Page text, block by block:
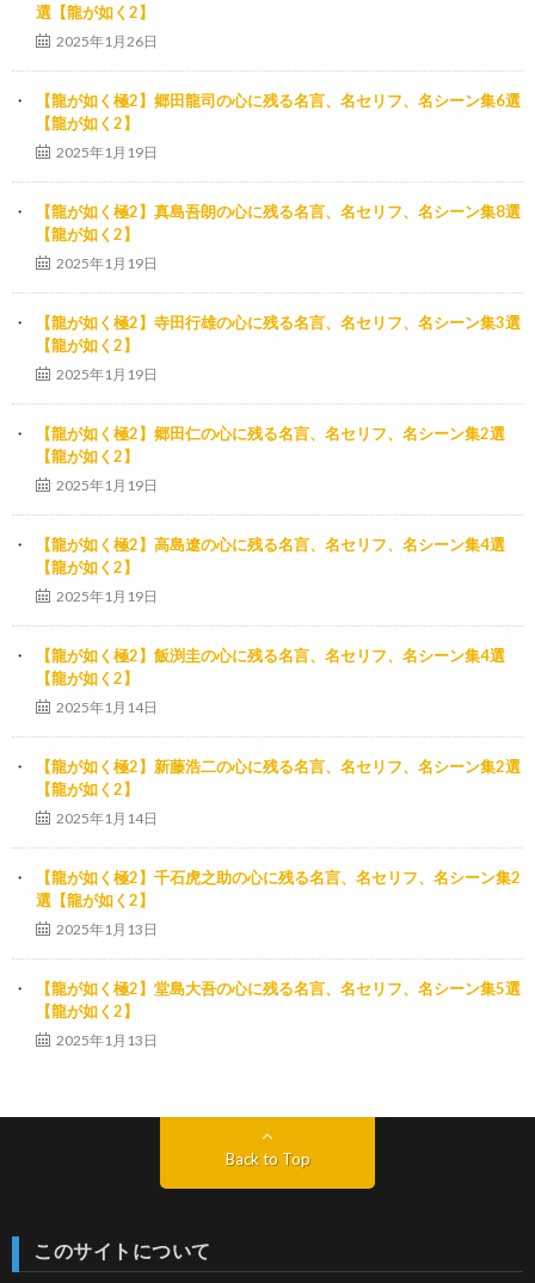
選【龍が如く2】
2025年1月26日
【龍が如く極2】郷田龍司の心に残る名言、名セリフ、名シーン集6選
【龍が如く2】
2025年1月19日
【龍が如く極2】真島吾朗の心に残る名言、名セリフ、名シーン集8選
【龍が如く2】
2025年1月19日
【龍が如く極2】寺田行雄の心に残る名言、名セリフ、名シーン集3選
【龍が如く2】
2025年1月19日
【龍が如く極2】郷田仁の心に残る名言、名セリフ、名シーン集2選
【龍が如く2】
2025年1月19日
【龍が如く極2】高島遼の心に残る名言、名セリフ、名シーン集4選
【龍が如く2】
2025年1月19日
【龍が如く極2】飯渕圭の心に残る名言、名セリフ、名シーン集4選
【龍が如く2】
2025年1月14日
【龍が如く極2】新藤浩二の心に残る名言、名セリフ、名シーン集2選
【龍が如く2】
2025年1月14日
【龍が如く極2】千石虎之助の心に残る名言、名セリフ、名シーン集2
選【龍が如く2】
2025年1月13日
【龍が如く極2】堂島大吾の心に残る名言、名セリフ、名シーン集5選
【龍が如く2】
2025年1月13日
Back to Top
このサイトについて